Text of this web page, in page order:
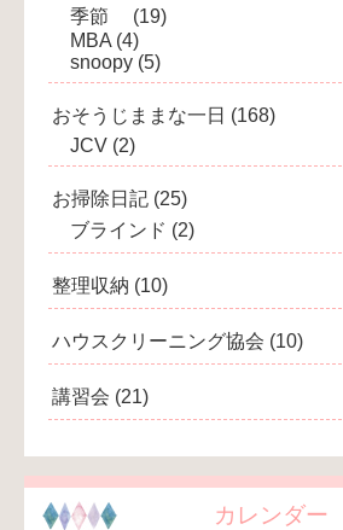
季節
(19)
MBA (4)
snoopy (5)
おそうじままな一日 (168)
JCV (2)
お掃除日記 (25)
ブラインド (2)
整理収納 (10)
ハウスクリーニング協会 (10)
講習会 (21)
カレンダー